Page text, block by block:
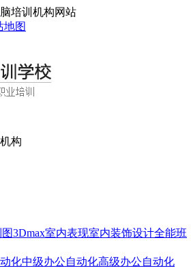
培训机构网站
地图
构
3Dmax室内表现室内装饰设计全能班
化中级办公自动化高级办公自动化